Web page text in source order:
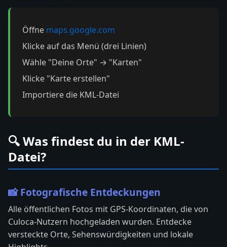
Öffne maps.google.com
Klicke auf das Menü (drei Linien)
Wähle "Deine Orte" → "Karten"
Klicke "Karte erstellen"
Importiere die KML-Datei
🔍 Was findest du in der KML-
Datei?
📸 Fotografische Entdeckungen
Alle öffentlichen Fotos mit GPS-Koordinaten, die von
Culoca-Nutzern hochgeladen wurden. Entdecke
versteckte Orte, Sehenswürdigkeiten und lokale